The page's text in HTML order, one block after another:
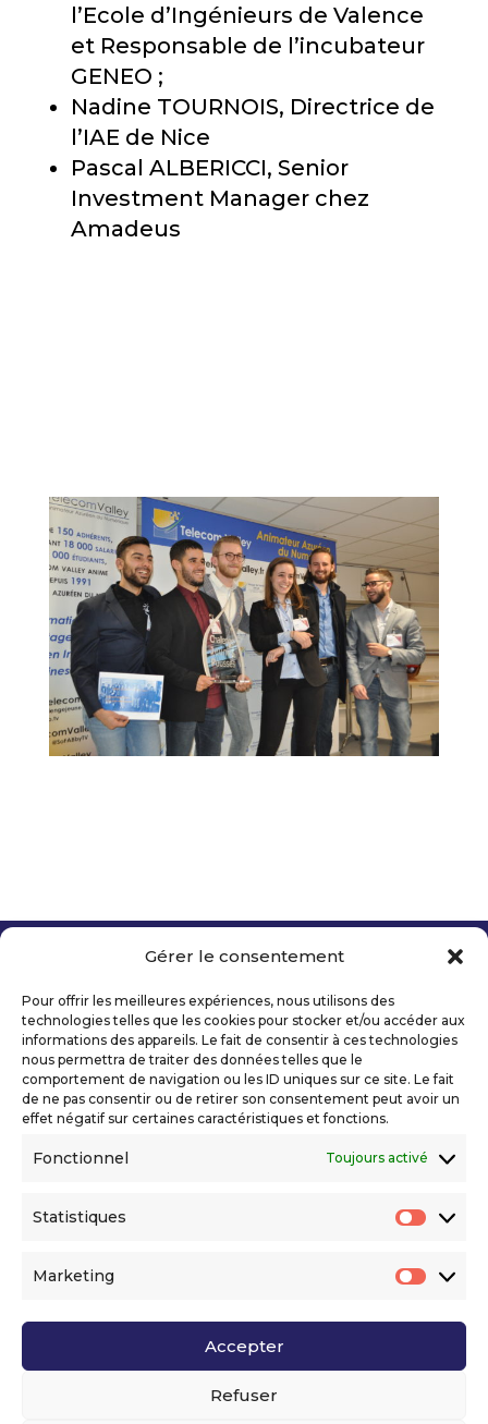
Gérer le consentement
Pour offrir les meilleures expériences, nous utilisons des
technologies telles que les cookies pour stocker et/ou accéder aux
informations des appareils. Le fait de consentir à ces technologies
nous permettra de traiter des données telles que le
comportement de navigation ou les ID uniques sur ce site. Le fait
de ne pas consentir ou de retirer son consentement peut avoir un
effet négatif sur certaines caractéristiques et fonctions.
Fonctionnel Toujours activé
Statistiques
Marketing
Accepter
Refuser
l’Ecole d’Ingénieurs de Valence
et Responsable de l’incubateur
GENEO ;
Nadine TOURNOIS, Directrice de
l’IAE de Nice
Pascal ALBERICCI, Senior
Investment Manager chez
Amadeus
Mentions légales
Politique de confidentialité
Déclaration d’accessibilité numérique
Ils nous soutiennent
Voir l’ensemble de nos partenaires